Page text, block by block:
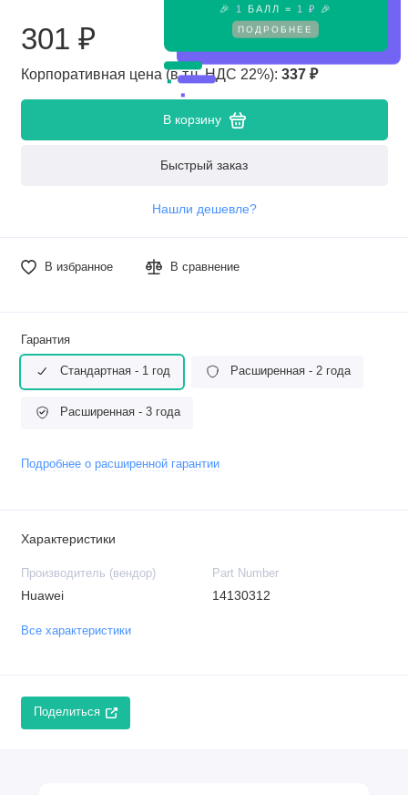
🎉
1 БАЛЛ = 1 ₽ 🎉
ПОДРОБНЕЕ
301 ₽
Корпоративная цена (в т.ч. НДС 22%): 337 ₽
В корзину
Быстрый заказ
Нашли дешевле?
В избранное В сравнение
Гарантия
Стандартная - 1 год Расширенная - 2 года
Расширенная - 3 года
Подробнее о расширенной гарантии
Характеристики
Производитель (вендор)
Huawei
Part Number
14130312
Все характеристики
Поделиться